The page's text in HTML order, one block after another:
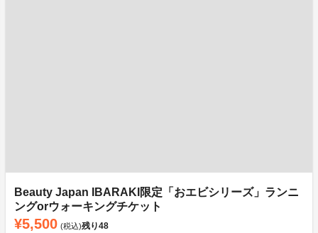
Beauty Japan IBARAKI限定「おエビシリーズ」ランニ
ングorウォーキングチケット
¥5,500 (税込)残り48